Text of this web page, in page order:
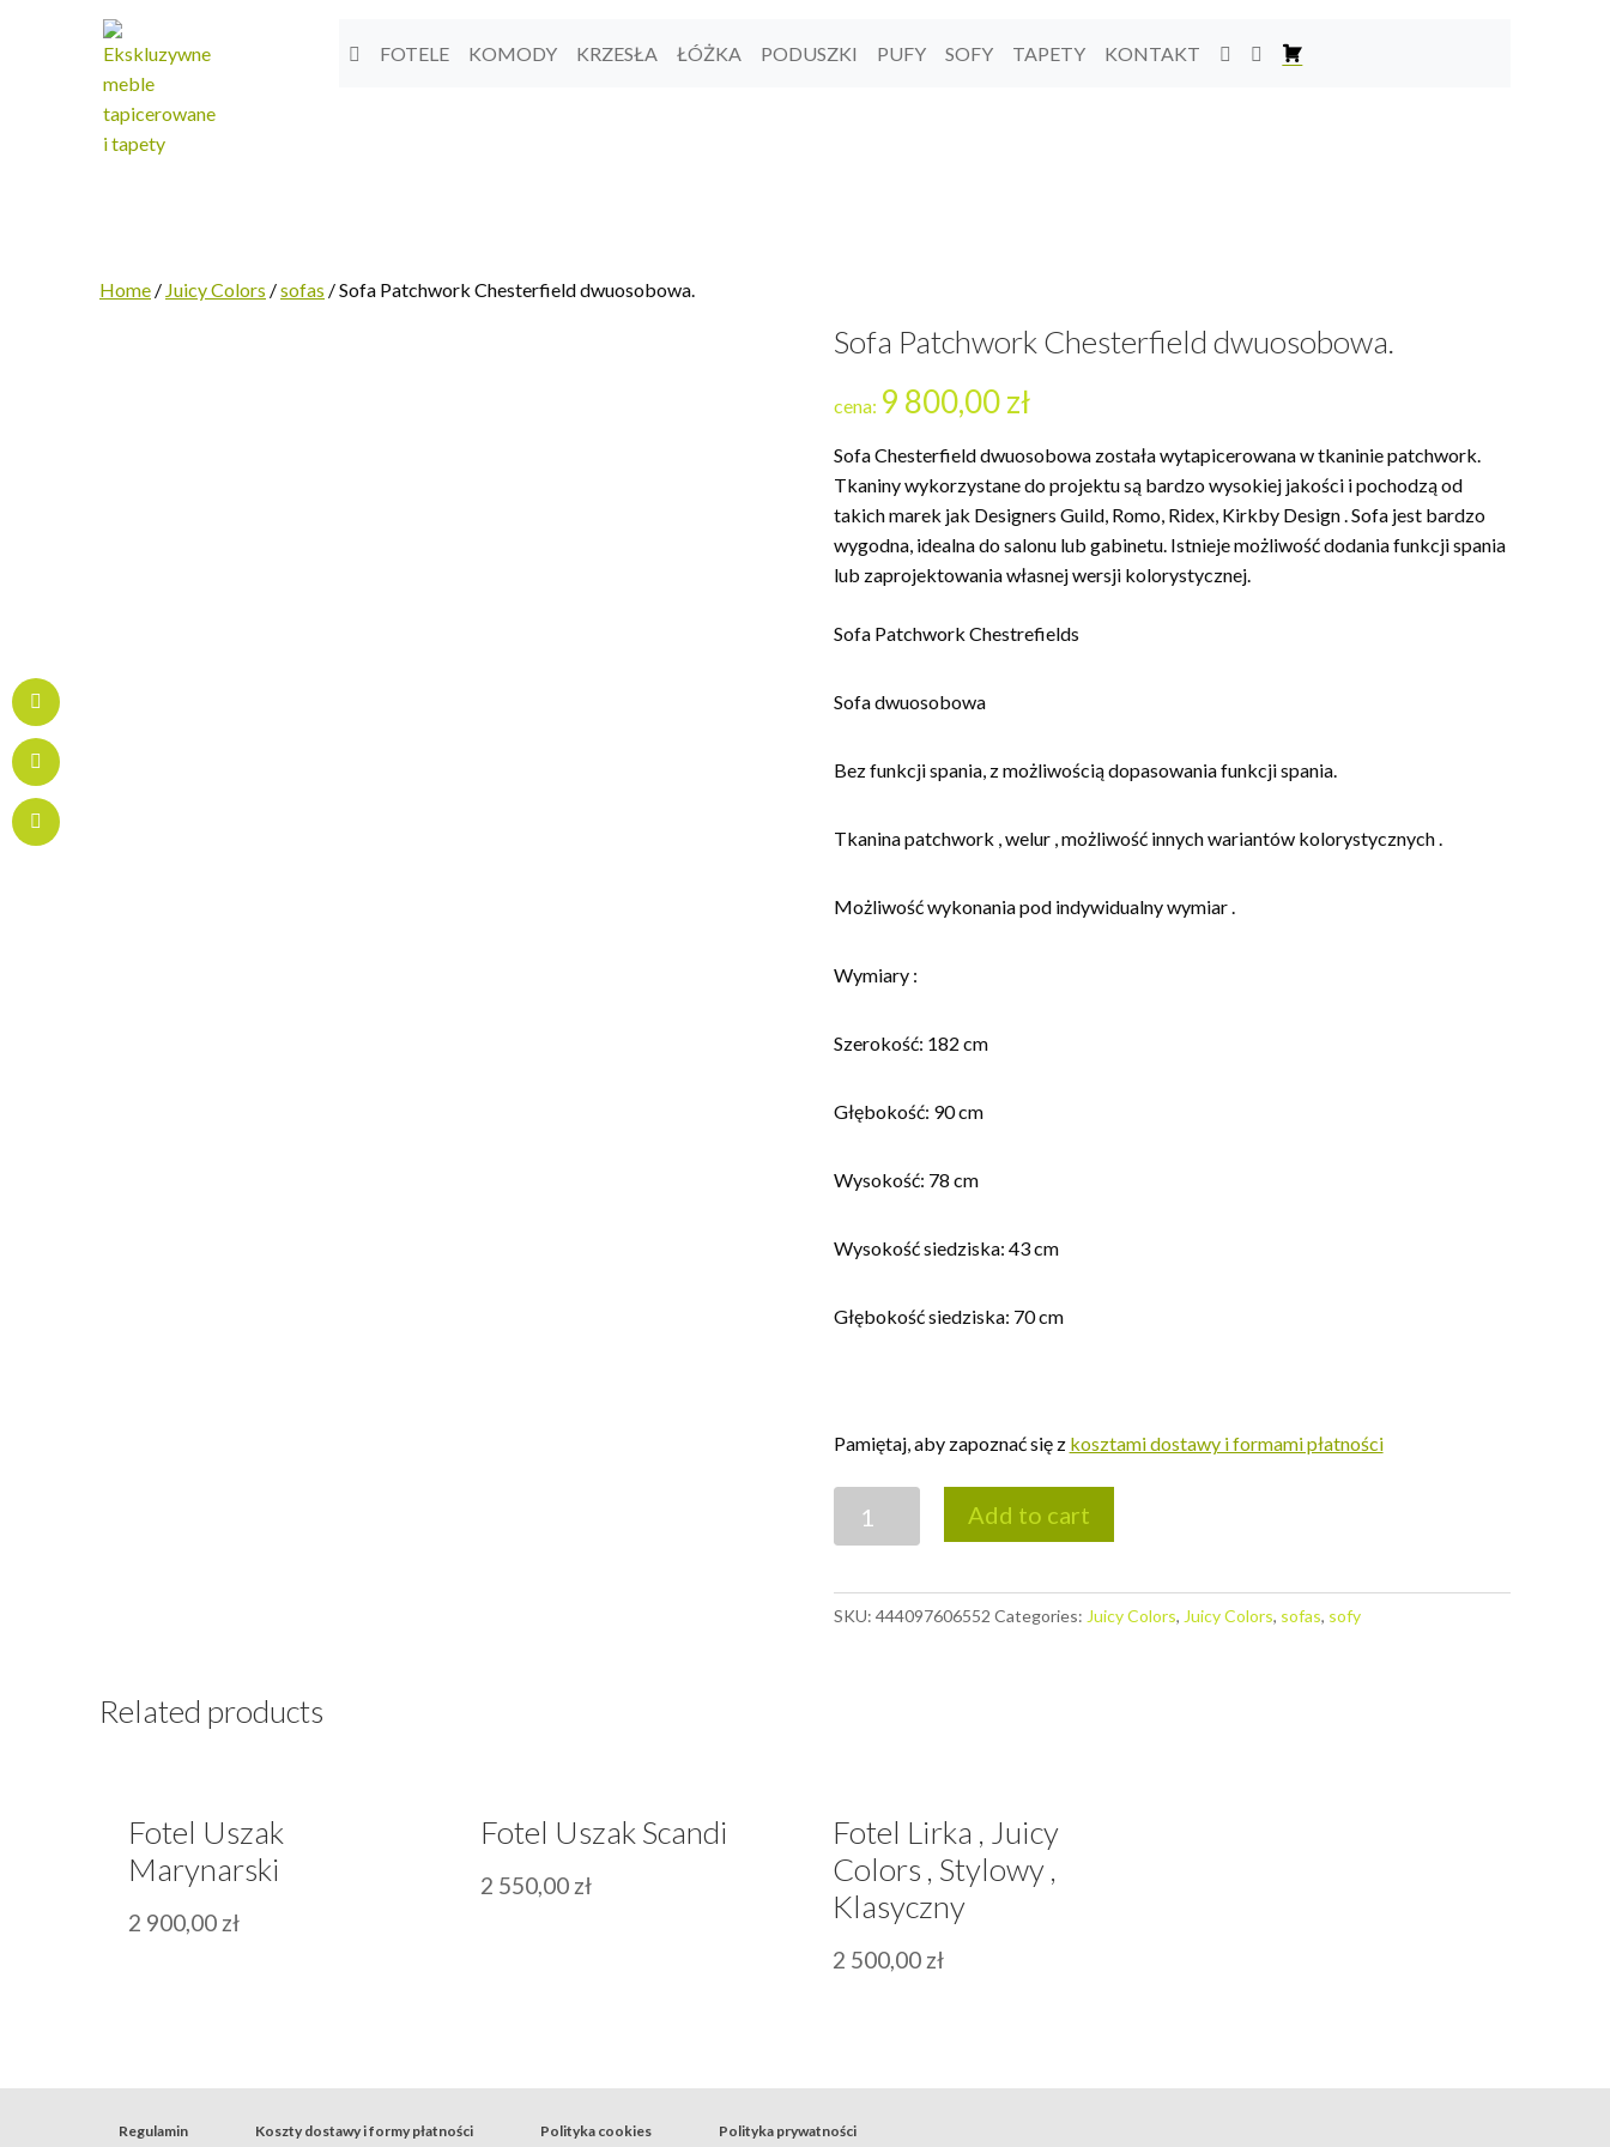
FOTELE KOMODY KRZESŁA ŁÓŻKA PODUSZKI PUFY SOFY TAPETY KONTAKT
Home / Juicy Colors /sofas / Sofa Patchwork Chesterfield dwuosobowa.
Sofa Patchwork Chesterfield dwuosobowa.
cena: 9 800,00zł
Sofa Chesterfield dwuosobowa została wytapicerowana w tkaninie patchwork.
Tkaniny wykorzystane do projektu są bardzo wysokiej jakości i pochodzą od
takich marek jak Designers Guild, Romo, Ridex, Kirkby Design . Sofa jest bardzo
wygodna, idealna do salonu lub gabinetu. Istnieje możliwość dodania funkcji spania
lub zaprojektowania własnej wersji kolorystycznej.
Sofa Patchwork Chestrefields
Sofa dwuosobowa
Bez funkcji spania, z możliwością dopasowania funkcji spania.
Tkanina patchwork , welur , możliwość innych wariantów kolorystycznych .
Możliwość wykonania pod indywidualny wymiar .
Wymiary :
Szerokość: 182 cm
Głębokość: 90 cm
Wysokość: 78 cm
Wysokość siedziska: 43 cm
Głębokość siedziska: 70 cm
Pamiętaj, aby zapoznać się z kosztami dostawy i formami płatności
Patchwork
dwuosobowa.
quantity
Add to cart
SKU: 444097606552 Categories: Juicy Colors, Juicy Colors, sofas, sofy
Related products
Fotel Uszak
Marynarski
2 900,00 zł
Fotel Uszak Scandi
2 550,00 zł
Fotel Lirka , Juicy
Colors , Stylowy ,
Klasyczny
2 500,00 zł
Regulamin Koszty dostawy i formy płatności Polityka cookies Polityka prywatności